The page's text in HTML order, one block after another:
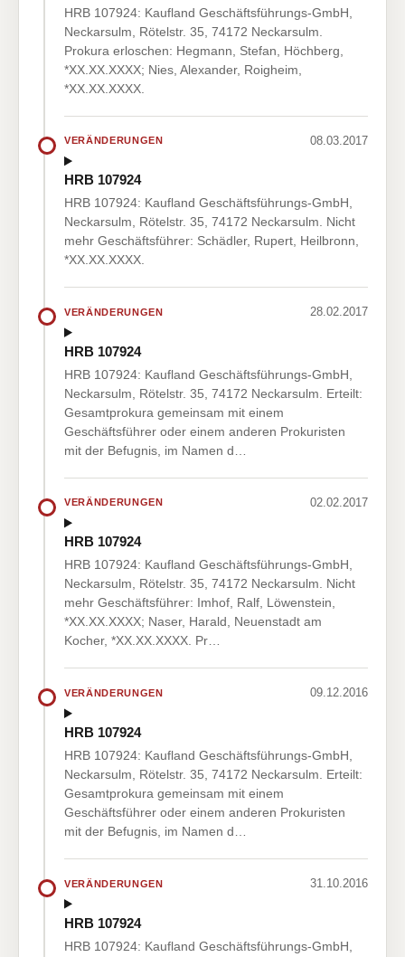
HRB 107924: Kaufland Geschäftsführungs-GmbH,
Neckarsulm, Rötelstr. 35, 74172 Neckarsulm.
Prokura erloschen: Hegmann, Stefan, Höchberg,
*XX.XX.XXXX; Nies, Alexander, Roigheim,
*XX.XX.XXXX.
VERÄNDERUNGEN 08.03.2017
HRB 107924
HRB 107924: Kaufland Geschäftsführungs-GmbH,
Neckarsulm, Rötelstr. 35, 74172 Neckarsulm. Nicht
mehr Geschäftsführer: Schädler, Rupert, Heilbronn,
*XX.XX.XXXX.
VERÄNDERUNGEN 28.02.2017
HRB 107924
HRB 107924: Kaufland Geschäftsführungs-GmbH,
Neckarsulm, Rötelstr. 35, 74172 Neckarsulm. Erteilt:
Gesamtprokura gemeinsam mit einem
Geschäftsführer oder einem anderen Prokuristen
mit der Befugnis, im Namen d…
VERÄNDERUNGEN 02.02.2017
HRB 107924
HRB 107924: Kaufland Geschäftsführungs-GmbH,
Neckarsulm, Rötelstr. 35, 74172 Neckarsulm. Nicht
mehr Geschäftsführer: Imhof, Ralf, Löwenstein,
*XX.XX.XXXX; Naser, Harald, Neuenstadt am
Kocher, *XX.XX.XXXX. Pr…
VERÄNDERUNGEN 09.12.2016
HRB 107924
HRB 107924: Kaufland Geschäftsführungs-GmbH,
Neckarsulm, Rötelstr. 35, 74172 Neckarsulm. Erteilt:
Gesamtprokura gemeinsam mit einem
Geschäftsführer oder einem anderen Prokuristen
mit der Befugnis, im Namen d…
VERÄNDERUNGEN 31.10.2016
HRB 107924
HRB 107924: Kaufland Geschäftsführungs-GmbH,